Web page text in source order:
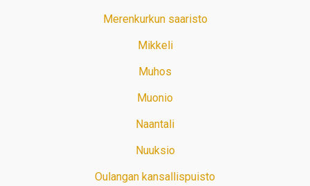
Merenkurkun saaristo
Mikkeli
Muhos
Muonio
Naantali
Nuuksio
Oulangan kansallispuisto